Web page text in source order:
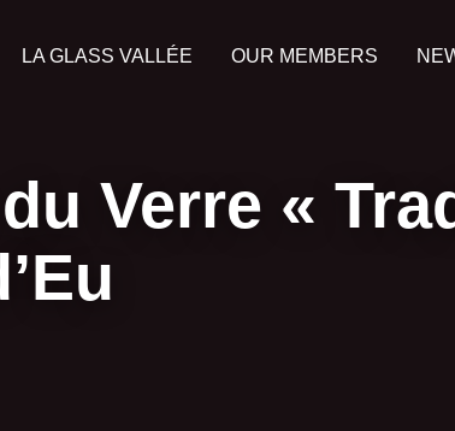
LA GLASS VALLÉE OUR MEMBERS
Verre «